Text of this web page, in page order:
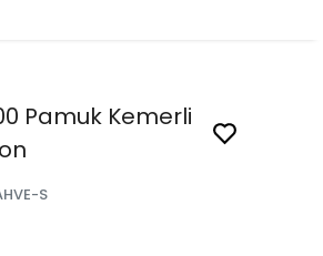
Pamuk Kemerli
S